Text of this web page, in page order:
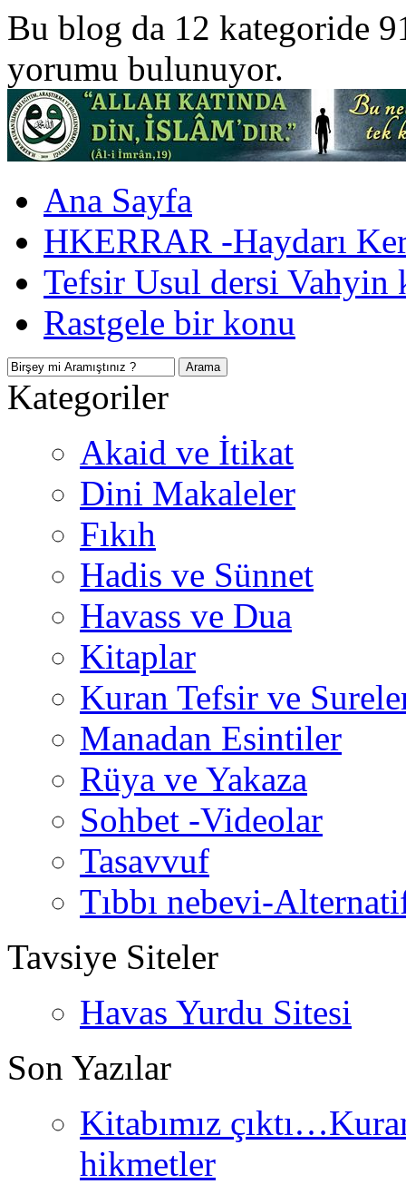
Bu blog da 12 kategoride
yorumu bulunuyor.
Ana Sayfa
HKERRAR -Haydarı
Tefsir Usul dersi Vahyin
Rastgele bir konu
Kategoriler
Akaid ve İtikat
Dini Makaleler
Fıkıh
Hadis ve Sünnet
Havass ve Dua
Kitaplar
Kuran Tefsir ve
Manadan Esintiler
Rüya ve Yakaza
Sohbet -Videolar
Tasavvuf
Tıbbı nebevi-
Tavsiye Siteler
Havas Yurdu Sitesi
Son Yazılar
Kitabımız
hikmetler